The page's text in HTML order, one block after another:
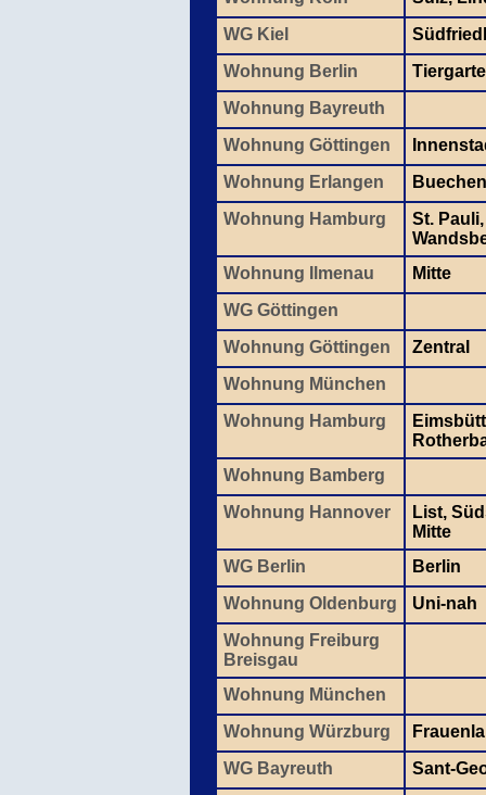
WG Kiel
Wohnung Berlin
Wohnung Bayreuth
Wohnung Göttingen
Wohnung Erlangen
Wohnung Hamburg
St.
Wohnung Ilmenau
Mitte
WG Göttingen
Wohnung Göttingen
Zentral
Wohnung München
Wohnung Hamburg
Wohnung Bamberg
Wohnung Hannover
List,
Mitte
WG Berlin
Berlin
Wohnung Oldenburg
Uni-nah
Wohnung Freiburg
Breisgau
Wohnung München
Wohnung Würzburg
WG Bayreuth
Sant-